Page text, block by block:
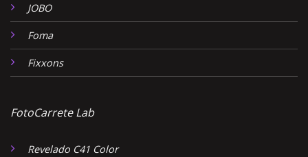
JOBO
Foma
Fixxons
FotoCarrete Lab
Revelado C41 Color